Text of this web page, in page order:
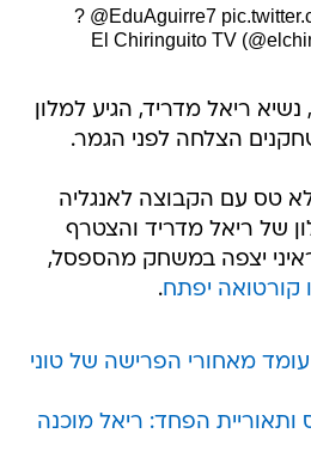
? @EduAguirre7
נשיא ריאל מדריד, הגיע למלון
הצלחה לפני הגמר.
שלא טס עם הקבוצה לאנגליה
של ריאל מדריד והצטרף
יצפה במשחק מהספסל,
קורטואה יפתח.
מאחורי הפרישה של טוני
הפחד: ריאל מוכנה